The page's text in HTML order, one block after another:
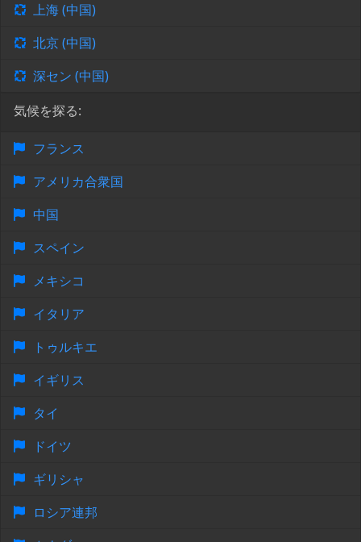
上海 (中国)
北京 (中国)
深セン (中国)
気候を探る:
フランス
アメリカ合衆国
中国
スペイン
メキシコ
イタリア
トゥルキエ
イギリス
タイ
ドイツ
ギリシャ
ロシア連邦